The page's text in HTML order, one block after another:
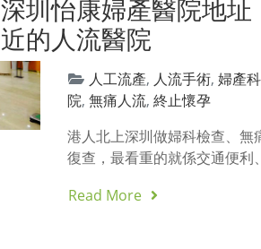
深圳怡康婦產醫院地
近的人流醫院
人工流產, 人流手術,婦產
院,無痛人流,終止懷孕
港人北上深圳做婦科檢查、無
復查，最看重的就係交通便利
Read More